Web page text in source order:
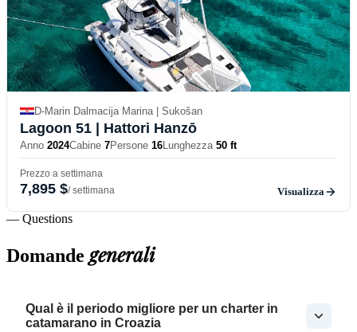
D-Marin Dalmacija Marina | Sukošan
Lagoon 51 | Hattori Hanzō
Anno 2024Cabine 7Persone 16Lunghezza 50 ft
Prezzo a settimana
7,895 $/ settimana Visualizza
— Questions
Domandegenerali
Qual è il periodo migliore per un charter in
catamarano in Croazia